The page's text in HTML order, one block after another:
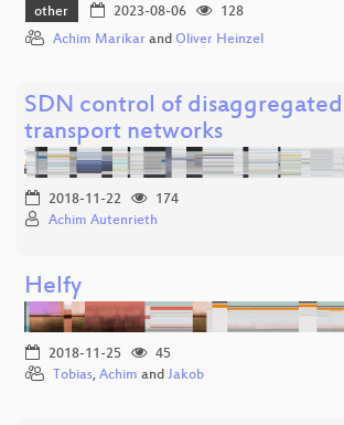
other 2023-08-06
128
Achim Marikar and Oliver Heinzel
SDN control of
transport networks
2018-11-22
174
Achim Autenrieth
Helfy
2018-11-25
45
Tobias, Achim and Jakob